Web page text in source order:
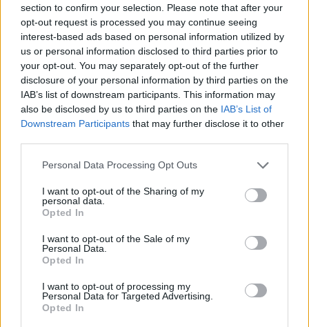
section to confirm your selection. Please note that after your
opt-out request is processed you may continue seeing
interest-based ads based on personal information utilized by
us or personal information disclosed to third parties prior to
your opt-out. You may separately opt-out of the further
disclosure of your personal information by third parties on the
IAB’s list of downstream participants. This information may
also be disclosed by us to third parties on the IAB’s List of
Downstream Participants that may further disclose it to other
Personal Data Processing Opt Outs
I want to opt-out of the Sharing of my
personal data.
Opted In
I want to opt-out of the Sale of my
Personal Data.
Opted In
I want to opt-out of processing my
Personal Data for Targeted Advertising.
Opted In
Minősítés
Hogyan lehet minősített
kutyabarát helyed?
Megismerem